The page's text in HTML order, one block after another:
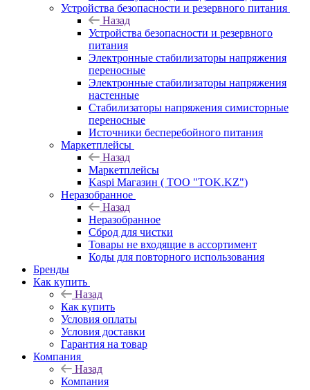
Устройства безопасности и резервного питания
Назад
Устройства безопасности и резервного
питания
Электронные стабилизаторы напряжения
переносные
Электронные стабилизаторы напряжения
настенные
Стабилизаторы напряжения симисторные
переносные
Источники бесперебойного питания
Маркетплейсы
Назад
Маркетплейсы
Kaspi Магазин ( ТОО "TOK.KZ")
Неразобранное
Назад
Неразобранное
Сброд для чистки
Товары не входящие в ассортимент
Коды для повторного использования
Бренды
Как купить
Назад
Как купить
Условия оплаты
Условия доставки
Гарантия на товар
Компания
Назад
Компания